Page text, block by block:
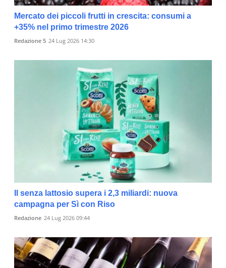
Mercato dei piccoli frutti in crescita: consumi a
+35% nel primo trimestre 2026
Redazione 5 24 Lug 2026 14:30
Il senza lattosio supera i 2,3 miliardi: nuova
campagna per Sì con Riso
Redazione 24 Lug 2026 09:44